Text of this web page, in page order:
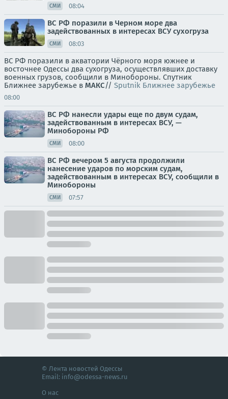
СМИ 08:04
ВС РФ поразили в Черном море два
задействованных в интересах ВСУ сухогруза
СМИ 08:03
ВС РФ поразили в акватории Чёрного моря южнее и
восточнее Одессы два сухогруза, осуществлявших доставку
военных грузов, сообщили в Минобороны. Спутник
Ближнее зарубежье в MAКС// Sputnik Ближнее зарубежье
08:00
ВС РФ нанесли удары еще по двум судам,
задействованным в интересах ВСУ, —
Минобороны РФ
СМИ 08:00
ВС РФ вечером 5 августа продолжили
нанесение ударов по морским судам,
задействованным в интересах ВСУ, сообщили в
Минобороны
СМИ 07:57
© Лента новостей Одессы
Email: info@odessa-news.ru
О нас